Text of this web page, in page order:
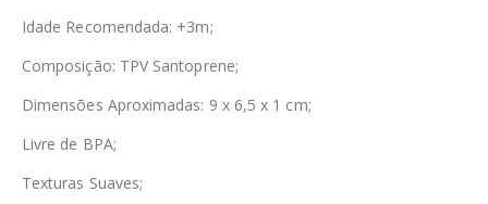
Idade Recomendada: +3m;
Composição: TPV Santoprene;
Dimensões Aproximadas: 9 x 6,5 x 1 cm;
Livre de BPA;
Texturas Suaves;